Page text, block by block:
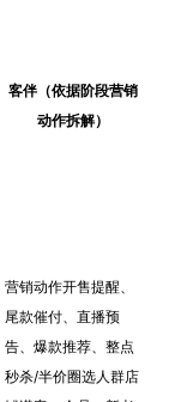
客伴（依据阶段营销
动作拆解）
营销动作开售提醒、
尾款催付、直播预
告、爆款推荐、整点
秒杀/半价圈选人群店